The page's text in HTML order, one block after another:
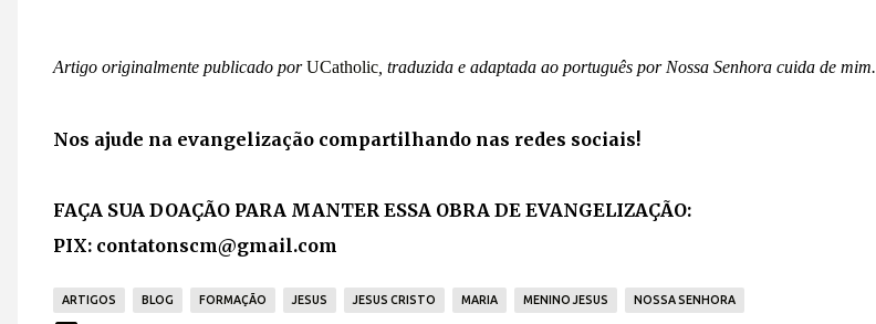
Artigo originalmente publicado porUCatholic , traduzida e adaptada ao português por Nossa Senhora cuida de mim.
Nos ajude na evangelização compartilhando nas redes sociais!
FAÇA SUA DOAÇÃO PARA MANTER ESSA OBRA DE EVANGELIZAÇÃO:
PIX: contatonscm@gmail.com
ARTIGOS BLOG FORMAÇÃO JESUS JESUS CRISTO MARIA MENINO JESUS NOSSA SENHORA